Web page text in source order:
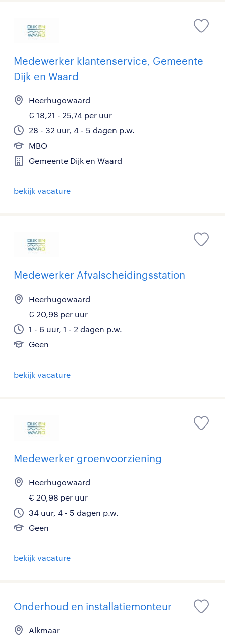
Medewerker klantenservice, Gemeente
Dijk en Waard
Heerhugowaard
€ 18,21 - 25,74 per uur
28 - 32 uur, 4 - 5 dagen p.w.
MBO
Gemeente Dijk en Waard
bekijk vacature
Medewerker Afvalscheidingsstation
Heerhugowaard
€ 20,98 per uur
1 - 6 uur, 1 - 2 dagen p.w.
Geen
bekijk vacature
Medewerker groenvoorziening
Heerhugowaard
€ 20,98 per uur
34 uur, 4 - 5 dagen p.w.
Geen
bekijk vacature
Onderhoud en installatiemonteur
Alkmaar